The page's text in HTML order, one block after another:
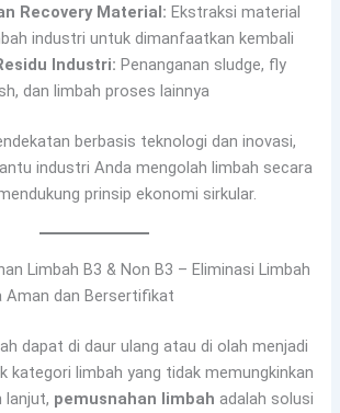
Recovery Material: Ekstraksi material
industri untuk dimanfaatkan kembali
Industri: Penanganan sludge, fly
dan limbah proses lainnya
berbasis teknologi dan inovasi,
industri Anda mengolah limbah secara
prinsip ekonomi sirkular.
Limbah B3 & Non B3 – Eliminasi Limbah
Aman dan Bersertifikat
dapat di daur ulang atau di olah menjadi
kategori limbah yang tidak memungkinkan
lanjut, pemusnahan limbah adalah solusi